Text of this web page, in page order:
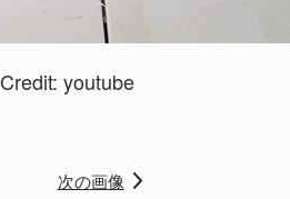
Credit: youtube
次の画像